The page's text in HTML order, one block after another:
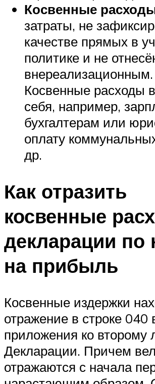
Косвенные
затраты, не
качестве прямых в
политике и не
внереализационным.
Косвенные расходы
себя, например,
бухгалтерам или
оплату
др.
Как отразить
косвенные
декларации по
на прибыль
Косвенные издержки
отражение в строке 040
приложения ко второму
Декларации. Причем
отражаются с начала